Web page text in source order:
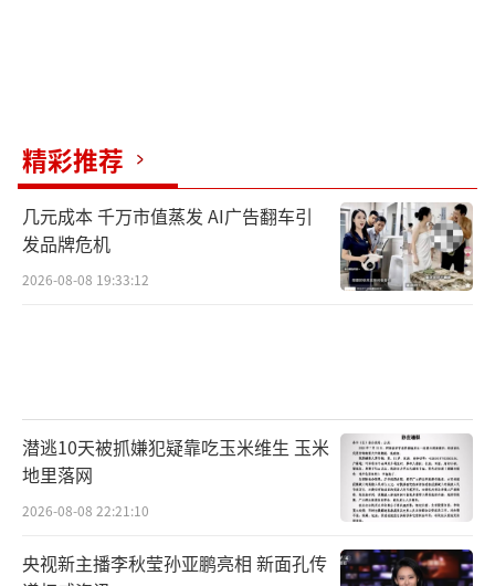
精彩推荐
几元成本 千万市值蒸发 AI广告翻车引
发品牌危机
2026-08-08 19:33:12
潜逃10天被抓嫌犯疑靠吃玉米维生 玉米
地里落网
2026-08-08 22:21:10
央视新主播李秋莹孙亚鹏亮相 新面孔传